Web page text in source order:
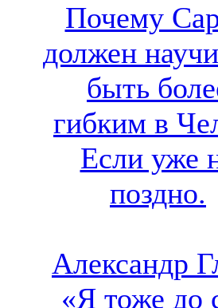
Почему
должен
быть
гибким в
Если уже
поздно.
Александр
«Я тоже до